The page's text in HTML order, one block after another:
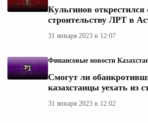
Кульгинов открестился
строительству ЛРТ в
31 января 2023 в 12:07
Финансовые новости
Смогут ли
казахстанцы уехать из
31 января 2023 в 12:02